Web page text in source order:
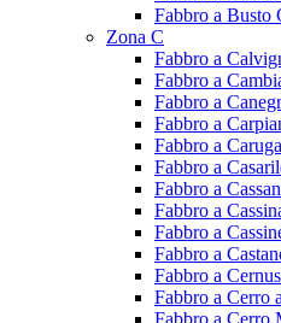
Fabbro a Busto
Zona C
Fabbro a
Fabbro a
Fabbro a
Fabbro a
Fabbro a
Fabbro a
Fabbro a
Fabbro a
Fabbro a
Fabbro a
Fabbro a
Fabbro a Cerro
Fabbro a Cerro